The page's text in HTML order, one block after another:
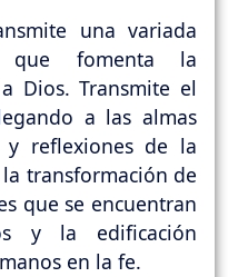
una variada
que fomenta la
Dios. Transmite el
a las almas
y reflexiones de la
transformación de
que se encuentran
y la edificación
en la fe.